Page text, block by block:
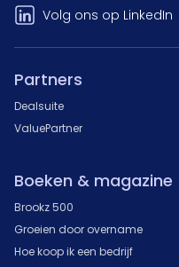
Volg ons op LinkedIn
Partners
Dealsuite
ValuePartner
Boeken & magazine
Brookz 500
Groeien door overname
Hoe koop ik een bedrijf